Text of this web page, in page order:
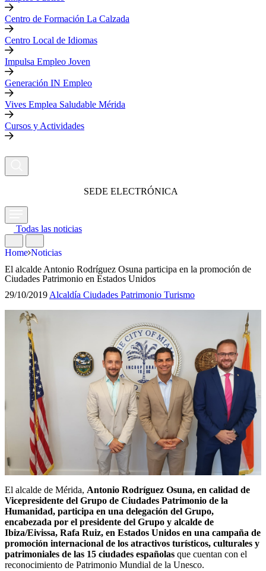
Centro de Formación La Calzada
Centro Local de Idiomas
Impulsa Empleo Joven
Generación IN Empleo
Vives Emplea Saludable Mérida
Cursos y Actividades
SEDE ELECTRÓNICA
Todas las noticias
Home Noticias
El alcalde Antonio Rodríguez Osuna participa en la promoción de
Ciudades Patrimonio en Estados Unidos
29/10/2019Alcaldía Ciudades Patrimonio Turismo
El alcalde de Mérida, Antonio Rodríguez Osuna, en calidad de
Vicepresidente del Grupo de Ciudades Patrimonio de la
Humanidad, participa en una delegación del Grupo,
encabezada por el presidente del Grupo y alcalde de
Ibiza/Eivissa, Rafa Ruiz, en Estados Unidos en una campaña de
promoción internacional de los atractivos turísticos, culturales y
patrimoniales de las 15 ciudades españolas que cuentan con el
reconocimiento de Patrimonio Mundial de la Unesco.